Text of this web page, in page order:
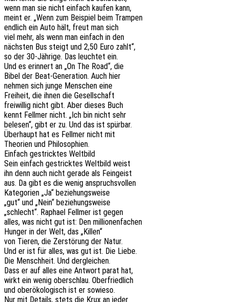
wenn man sie nicht einfach kaufen kann,
meint er. „Wenn zum Beispiel beim Trampen
endlich ein Auto hält, freut man sich
viel mehr, als wenn man einfach in den
nächs­ten Bus steigt und 2,50 Euro zahlt“,
so der 30-Jähri­ge. Das leuch­tet ein.
Und es erin­nert an „On The Road“, die
Bibel der Beat-Gene­ra­ti­on. Auch hier
nehmen sich junge Menschen eine
Frei­heit, die ihnen die Gesellschaft
frei­wil­lig nicht gibt. Aber dieses Buch
kennt Fell­mer nicht. „Ich bin nicht sehr
bele­sen“, gibt er zu. Und das ist spürbar.
Über­haupt hat es Fell­mer nicht mit
Theo­rien und Philosophien.
Einfach gestrick­tes Weltbild
Sein einfach gestrick­tes Welt­bild weist
ihn denn auch nicht gerade als Feingeist
aus. Da gibt es die wenig anspruchsvollen
Kate­go­rien „Ja“ beziehungsweise
„gut“ und „Nein“ beziehungsweise
„schlecht“. Rapha­el Fell­mer ist gegen
alles, was nicht gut ist: Den millionenfachen
Hunger in der Welt, das „Killen“
von Tieren, die Zerstö­rung der Natur.
Und er ist für alles, was gut ist. Die Liebe.
Die Mensch­heit. Und dergleichen.
Dass er auf alles eine Antwort parat hat,
wirkt ein wenig ober­schlau. Oberfriedlich
und ober­öko­lo­gisch ist er sowieso.
Nur mit Details, stets die Krux an jeder